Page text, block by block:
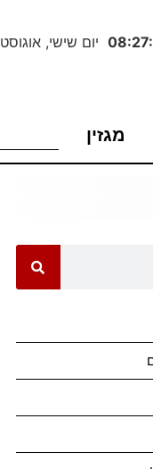
יום שישי, אוגוסט 7, 2026
מגזין